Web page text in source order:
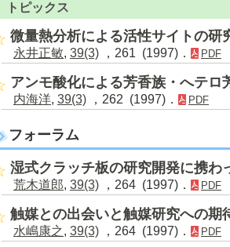
トピックス
微量熱分析による活性サイトの研
永井正敏, 39(3) ，261 (1997)． PDF
アンモ酸化による芳香族・へテ
内海洋, 39(3) ，262 (1997)． PDF
フォーラム
湿式クラッチ板の研究開発に携わ
荒木道郎, 39(3) ，264 (1997)． PDF
触媒との出会いと触媒研究への期
水嶋康之, 39(3) ，264 (1997)． PDF